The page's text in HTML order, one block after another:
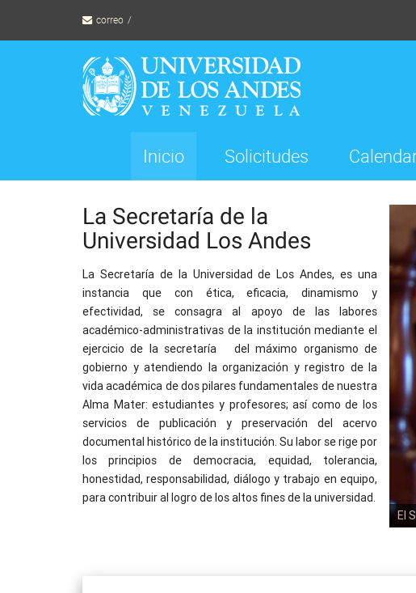
content
correo
Inicio Solicitudes
La Secretaría de la
Universidad Los Andes
La Secretaría de la Universidad de Los Andes, es una
instancia que con ética, eficacia, dinamismo y
efectividad, se consagra al apoyo de las labores
académico-administrativas de la institución mediante el
ejercicio de la secretaría
del máximo organismo de
gobierno y atendiendo la organización y registro de la
vida académica de dos pilares fundamentales de nuestra
Alma Mater: estudiantes y profesores; así como de los
servicios de publicación y preservación del acervo
documental histórico de la institución. Su labor se rige por
los principios de democracia, equidad, tolerancia,
honestidad, responsabilidad, diálogo y trabajo en equipo,
para contribuir al logro de los altos fines de la universidad.
El